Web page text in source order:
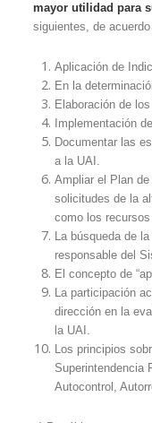
mayor utilidad para
siguientes, de
Aplicación de
En la
Elaboración de
Implementación
Documentar las
a la UAI.
Ampliar el Plan
solicitudes de la
como los
La búsqueda de
responsable del
El concepto de
La participación
dirección en la
la UAI.
Los principios
Superintendencia
Autocontrol,